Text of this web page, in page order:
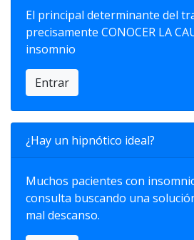
El principal determinante del
precisamente CONOCER LA
insomnio
Entrar
¿Hay un hipnótico ideal?
Muchos pacientes con
consulta buscando una solución
mal descanso.